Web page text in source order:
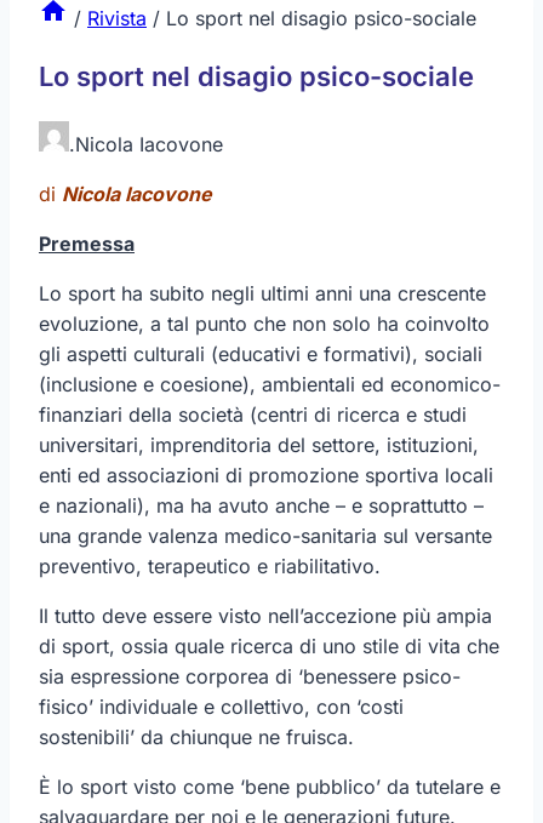
/ Rivista / Lo sport nel disagio psico-sociale
Lo sport nel disagio psico-sociale
.Nicola Iacovone
di Nicola Iacovone
Premessa
Lo sport ha subito negli ultimi anni una crescente
evoluzione, a tal punto che non solo ha coinvolto
gli aspetti culturali (educativi e formativi), sociali
(inclusione e coesione), ambientali ed economico-
finanziari della società (centri di ricerca e studi
universitari, imprenditoria del settore, istituzioni,
enti ed associazioni di promozione sportiva locali
e nazionali), ma ha avuto anche – e soprattutto –
una grande valenza medico-sanitaria sul versante
preventivo, terapeutico e riabilitativo.
Il tutto deve essere visto nell’accezione più ampia
di sport, ossia quale ricerca di uno stile di vita che
sia espressione corporea di ‘benessere psico-
fisico’ individuale e collettivo, con ‘costi
sostenibili’ da chiunque ne fruisca.
È lo sport visto come ‘bene pubblico’ da tutelare e
salvaguardare per noi e le generazioni future.